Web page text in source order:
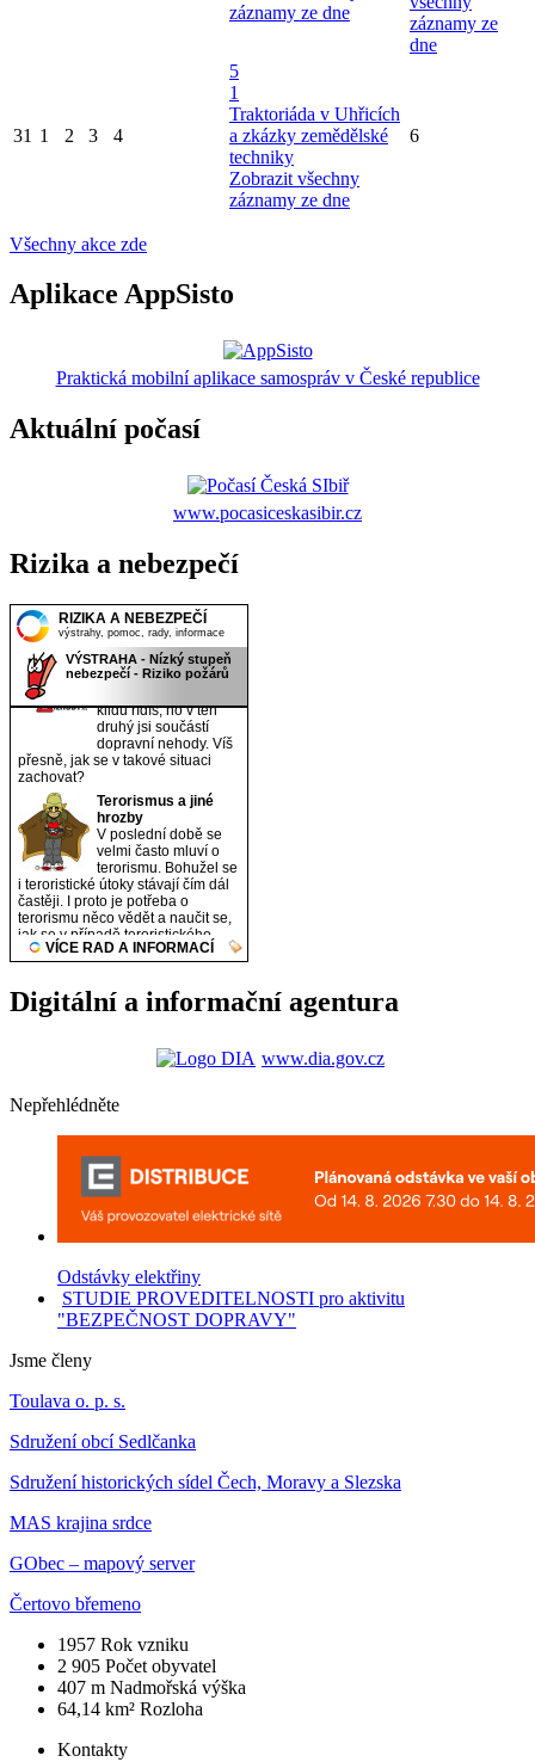
záznamy ze dne
záznamy ze
dne
31 1 2 3 4
5
1
Traktoriáda v Uhřicích
a zkázky zemědělské
techniky
Zobrazit všechny
záznamy ze dne
6
Všechny akce zde
Aplikace AppSisto
Praktická mobilní aplikace samospráv v České republice
Aktuální počasí
www.pocasiceskasibir.cz
Rizika a nebezpečí
Digitální a informační agentura
www.dia.gov.cz
Nepřehlédněte
Odstávky elektřiny
STUDIE PROVEDITELNOSTI pro aktivitu
"BEZPEČNOST DOPRAVY"
Jsme členy
Toulava o. p. s.
Sdružení obcí Sedlčanka
Sdružení historických sídel Čech, Moravy a Slezska
MAS krajina srdce
GObec – mapový server
Čertovo břemeno
1957 Rok vzniku
2 905 Počet obyvatel
407 m Nadmořská výška
64,14 km² Rozloha
Kontakty